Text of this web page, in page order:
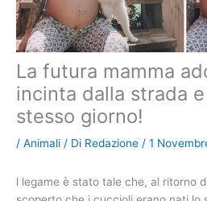
La futura mamma
incinta dalla strada
stesso giorno!
/ Animali / Di Redazione / 1
l legame è stato tale che, al ritorno